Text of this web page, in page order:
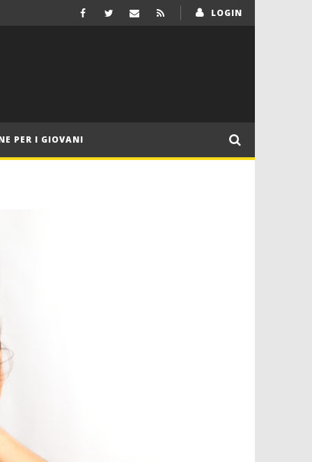
LOGIN
PER I GIOVANI